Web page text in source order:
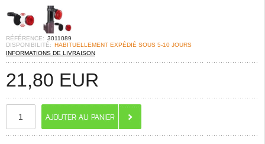
RÉFÉRENCE: 3011089
DISPONIBILITÉ: HABITUELLEMENT EXPÉDIÉ SOUS 5-10 JOURS
INFORMATIONS DE LIVRAISON
21,80 EUR